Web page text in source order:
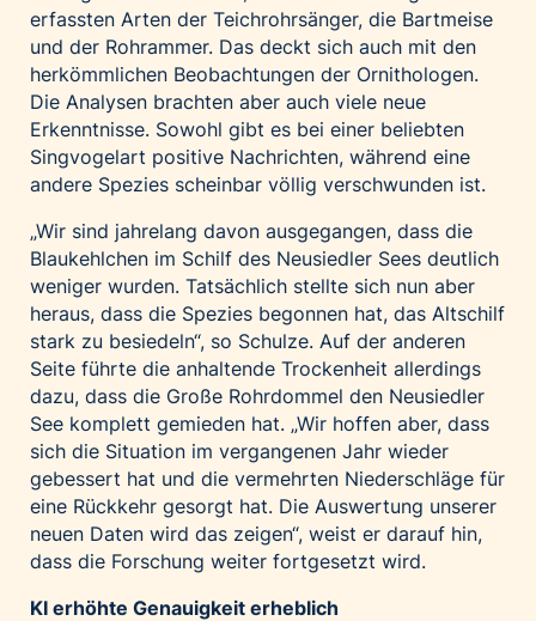
erfassten Arten der Teichrohrsänger, die Bartmeise
und der Rohrammer. Das deckt sich auch mit den
herkömmlichen Beobachtungen der Ornithologen.
Die Analysen brachten aber auch viele neue
Erkenntnisse. Sowohl gibt es bei einer beliebten
Singvogelart positive Nachrichten, während eine
andere Spezies scheinbar völlig verschwunden ist.
„Wir sind jahrelang davon ausgegangen, dass die
Blaukehlchen im Schilf des Neusiedler Sees deutlich
weniger wurden. Tatsächlich stellte sich nun aber
heraus, dass die Spezies begonnen hat, das Altschilf
stark zu besiedeln“, so Schulze. Auf der anderen
Seite führte die anhaltende Trockenheit allerdings
dazu, dass die Große Rohrdommel den Neusiedler
See komplett gemieden hat. „Wir hoffen aber, dass
sich die Situation im vergangenen Jahr wieder
gebessert hat und die vermehrten Niederschläge für
eine Rückkehr gesorgt hat. Die Auswertung unserer
neuen Daten wird das zeigen“, weist er darauf hin,
dass die Forschung weiter fortgesetzt wird.
KI erhöhte Genauigkeit erheblich